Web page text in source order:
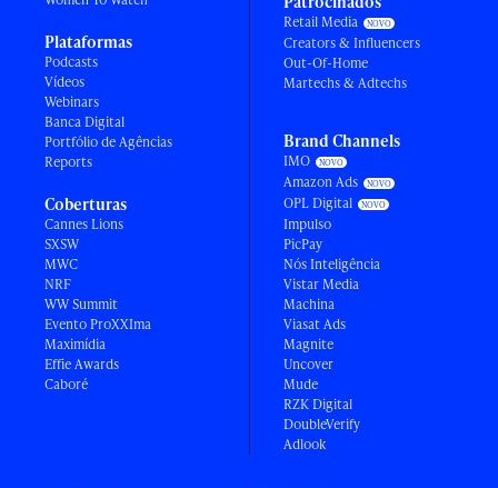
Plataformas
Podcasts
Vídeos
Webinars
Banca Digital
Portfólio de Agências
Reports
Coberturas
Cannes Lions
SXSW
MWC
NRF
WW Summit
Evento ProXXIma
Maximídia
Effie Awards
Caboré
Retail Media
Creators & Influencers
Out-Of-Home
Martechs & Adtechs
Brand Channels
IMO
Amazon Ads
OPL Digital
Impulso
PicPay
Nós Inteligência
Vistar Media
Machina
Viasat Ads
Magnite
Uncover
Mude
RZK Digital
DoubleVerify
Adlook